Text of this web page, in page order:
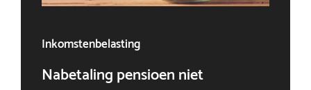
Inkomstenbelasting
Nabetaling pensioen niet